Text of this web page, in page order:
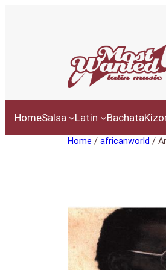
HomeSalsa Latin Bachata
Home / africanworld /